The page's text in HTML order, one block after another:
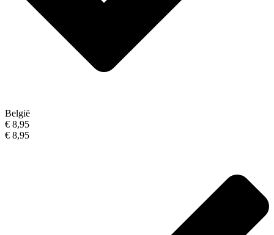
België
€ 8,95
€ 8,95